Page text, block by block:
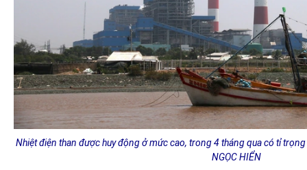
Nhiệt điện than được huy động ở mức cao, trong 4 tháng qua có tỉ
NGỌC HIỂN